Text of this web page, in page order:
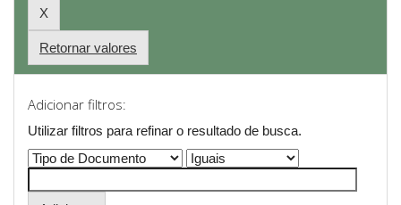
Retornar valores
Adicionar filtros:
Utilizar filtros para refinar o resultado de busca.